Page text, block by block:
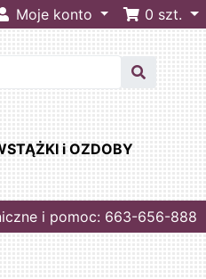
Moje konto 0 szt.
i OZDOBY
i pomoc: 663-656-888